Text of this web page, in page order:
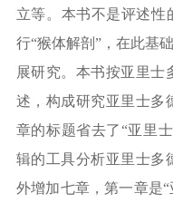
立等。本书不是评述性
行“猴体解剖 ”，在此基
展研究。本书按亚里士
述，构成研究亚里士多
章的标题省去了“亚里
辑的工具分析亚里士多
外增加七章，第一章是“